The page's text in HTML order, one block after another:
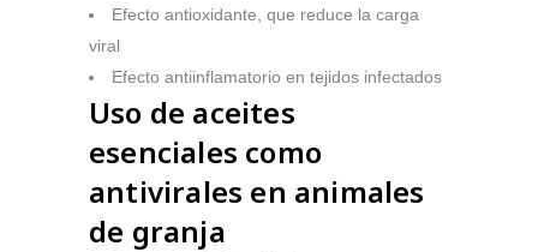
Efecto antioxidante, que reduce la carga
viral
Efecto antiinflamatorio en tejidos infectados
Uso de aceites
esenciales como
antivirales en animales
de granja